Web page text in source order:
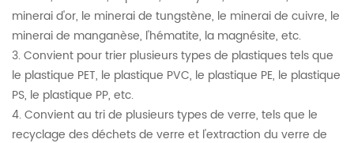
minerai d'or, le minerai de tungstène, le minerai de cuivre, le
minerai de manganèse, l'hématite, la magnésite, etc.
3. Convient pour trier plusieurs types de plastiques tels que
le plastique PET, le plastique PVC, le plastique PE, le plastique
PS, le plastique PP, etc.
4. Convient au tri de plusieurs types de verre, tels que le
recyclage des déchets de verre et l'extraction du verre de